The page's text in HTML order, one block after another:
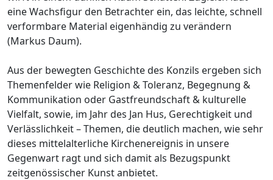
eine Wachsfigur den Betrachter ein, das leichte, schnell
verformbare Material eigenhändig zu verändern
(Markus Daum).
Aus der bewegten Geschichte des Konzils ergeben sich
Themenfelder wie Religion & Toleranz, Begegnung &
Kommunikation oder Gastfreundschaft & kulturelle
Vielfalt, sowie, im Jahr des Jan Hus, Gerechtigkeit und
Verlässlichkeit – Themen, die deutlich machen, wie sehr
dieses mittelalterliche Kirchenereignis in unsere
Gegenwart ragt und sich damit als Bezugspunkt
zeitgenössischer Kunst anbietet.